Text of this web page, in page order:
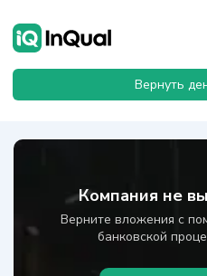
Вернуть
Компания не
Верните вложения с
банковской